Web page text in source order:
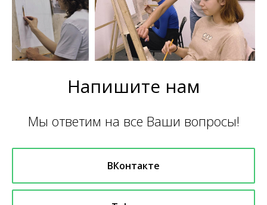
Напишите нам
Мы ответим на все Ваши вопросы!
ВКонтакте